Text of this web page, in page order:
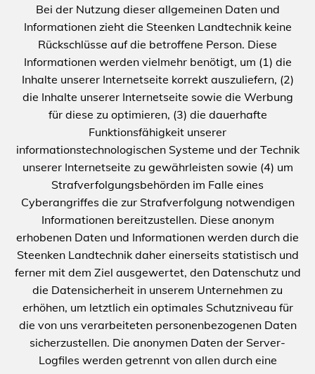
Bei der Nutzung dieser allgemeinen Daten und
Informationen zieht die Steenken Landtechnik keine
Rückschlüsse auf die betroffene Person. Diese
Informationen werden vielmehr benötigt, um (1) die
Inhalte unserer Internetseite korrekt auszuliefern, (2)
die Inhalte unserer Internetseite sowie die Werbung
für diese zu optimieren, (3) die dauerhafte
Funktionsfähigkeit unserer
informationstechnologischen Systeme und der Technik
unserer Internetseite zu gewährleisten sowie (4) um
Strafverfolgungsbehörden im Falle eines
Cyberangriffes die zur Strafverfolgung notwendigen
Informationen bereitzustellen. Diese anonym
erhobenen Daten und Informationen werden durch die
Steenken Landtechnik daher einerseits statistisch und
ferner mit dem Ziel ausgewertet, den Datenschutz und
die Datensicherheit in unserem Unternehmen zu
erhöhen, um letztlich ein optimales Schutzniveau für
die von uns verarbeiteten personenbezogenen Daten
sicherzustellen. Die anonymen Daten der Server-
Logfiles werden getrennt von allen durch eine